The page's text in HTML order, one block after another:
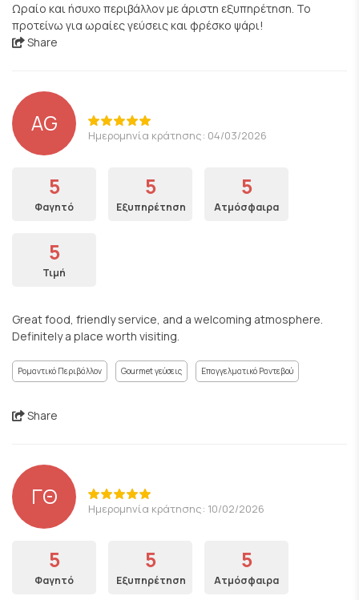
Ωραίο και ήσυχο περιβάλλον με άριστη εξυπηρέτηση. Το
προτείνω για ωραίες γεύσεις και φρέσκο ψάρι!
Share
AG Ημερομηνία κράτησης: 04/03/2026
5
Φαγητό
5
Εξυπηρέτηση
5
Ατμόσφαιρα
5
Τιμή
Great food, friendly service, and a welcoming atmosphere.
Definitely a place worth visiting.
Ρομαντικό Περιβάλλον Gourmet γεύσεις Επαγγελματικό Ραντεβού
Share
ΓΘ Ημερομηνία κράτησης: 10/02/2026
5
Φαγητό
5
Εξυπηρέτηση
5
Ατμόσφαιρα